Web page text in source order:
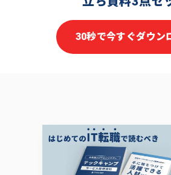
30秒で今すぐダウン